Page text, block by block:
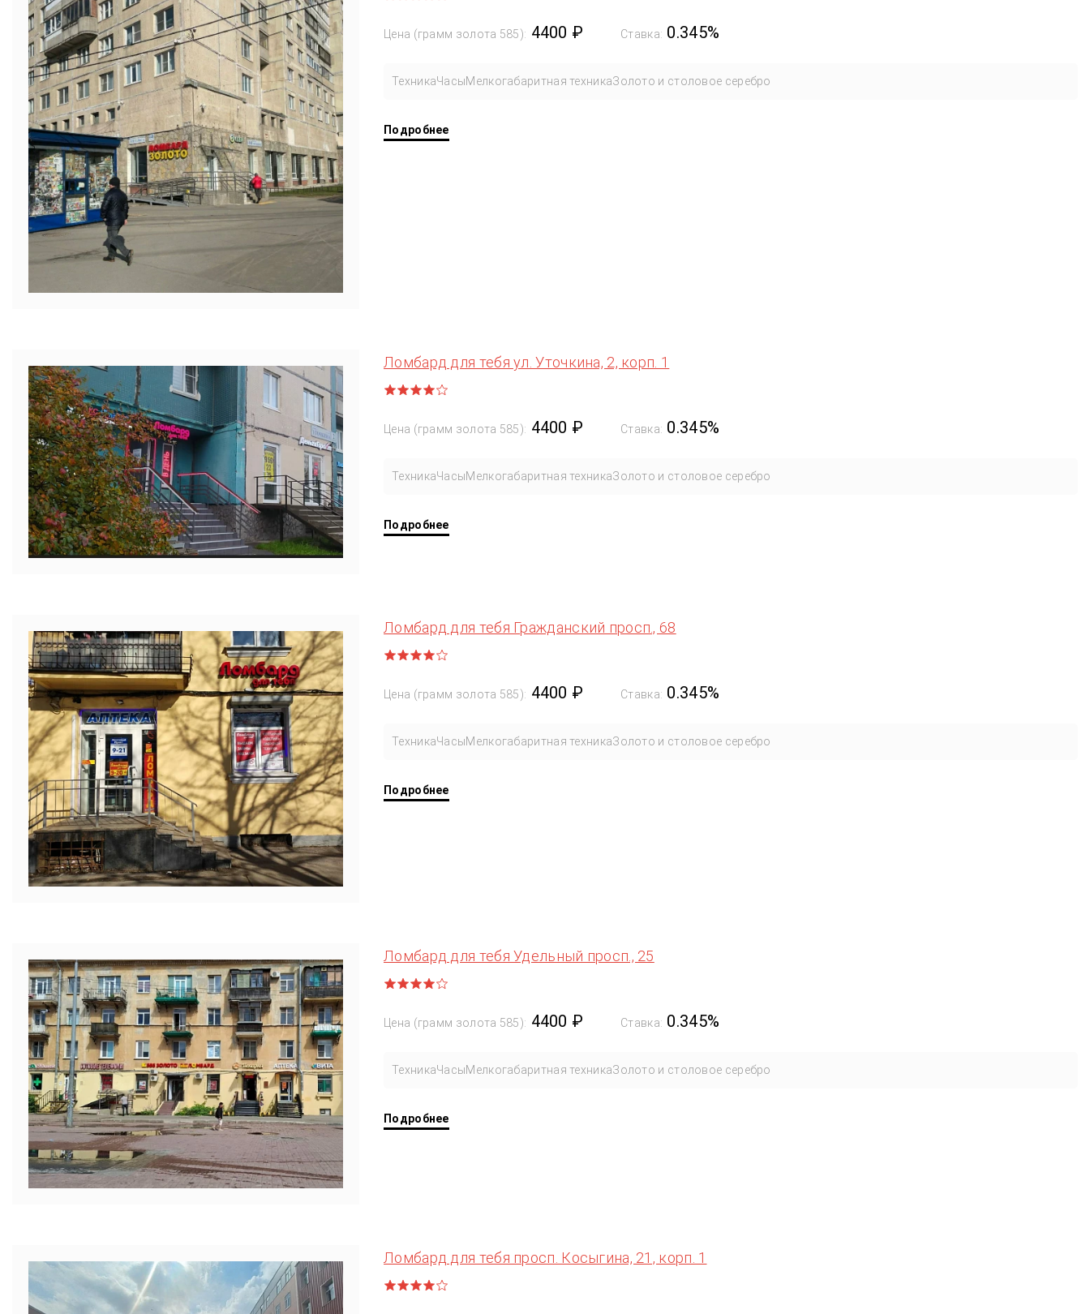
Цена (грамм золота 585): 4400 ₽ Ставка: 0.345%
ТехникаЧасыМелкогабаритная техникаЗолото и столовое серебро
Подробнее
Ломбард для тебя ул. Уточкина, 2, корп. 1
Цена (грамм золота 585): 4400 ₽ Ставка: 0.345%
ТехникаЧасыМелкогабаритная техникаЗолото и столовое серебро
Подробнее
Ломбард для тебя Гражданский просп., 68
Цена (грамм золота 585): 4400 ₽ Ставка: 0.345%
ТехникаЧасыМелкогабаритная техникаЗолото и столовое серебро
Подробнее
Ломбард для тебя Удельный просп., 25
Цена (грамм золота 585): 4400 ₽ Ставка: 0.345%
ТехникаЧасыМелкогабаритная техникаЗолото и столовое серебро
Подробнее
Ломбард для тебя просп. Косыгина, 21, корп. 1